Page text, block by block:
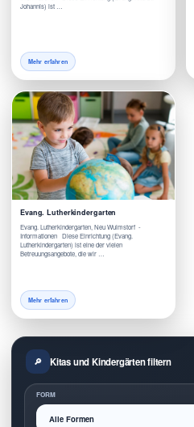
Johannis) ist …
Mehr erfahren
Evang. Lutherkindergarten
Evang. Lutherkindergarten, Neu Wulmstorf -
Informationen Diese Einrichtung (Evang.
Lutherkindergarten) ist eine der vielen
Betreuungsangebote, die wir …
Mehr erfahren
Kitas und Kindergärten filtern
FORM